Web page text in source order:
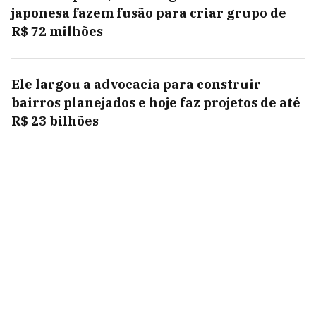
japonesa fazem fusão para criar grupo de
R$ 72 milhões
Ele largou a advocacia para construir
bairros planejados e hoje faz projetos de até
R$ 23 bilhões